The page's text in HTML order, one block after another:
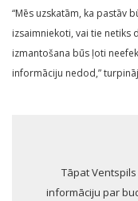
“Mēs uzskatām, ka pastāv
izsaimniekoti, vai tie netiks
izmantošana būs ļoti
informāciju nedod,”
Tāpat
informāciju par